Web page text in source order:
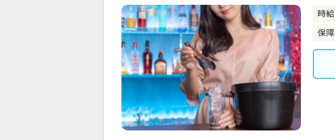
時給
保